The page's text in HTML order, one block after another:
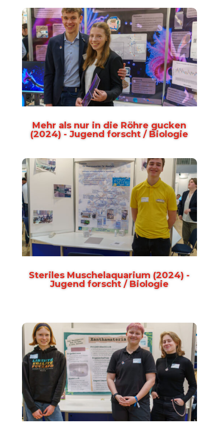
Mehr als nur in die Röhre gucken
(2024) - Jugend forscht / Biologie
Steriles Muschelaquarium (2024) -
Jugend forscht / Biologie